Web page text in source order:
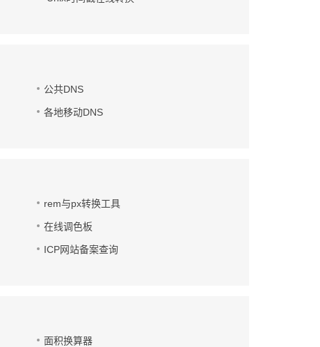
公共DNS
各地移动DNS
rem与px转换工具
在线调色板
ICP网站备案查询
面积换算器